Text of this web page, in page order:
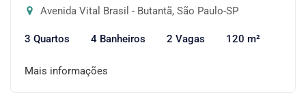
Avenida Vital Brasil - Butantã, São Paulo-SP
3 Quartos 4 Banheiros 2 Vagas 120 m²
Mais informações